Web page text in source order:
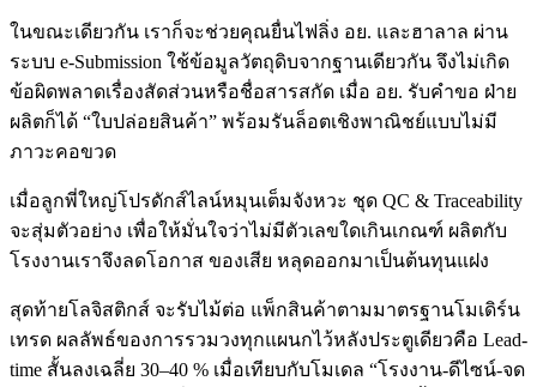
ในขณะเดียวกัน เราก็จะช่วยคุณยื่นไฟลิ่ง อย. และฮาลาล ผ่าน
ระบบ e-Submission ใช้ข้อมูลวัตถุดิบจากฐานเดียวกัน จึงไม่เกิด
ข้อผิดพลาดเรื่องสัดส่วนหรือชื่อสารสกัด เมื่อ อย. รับคำขอ ฝ่าย
ผลิตก็ได้ “ใบปล่อยสินค้า” พร้อมรันล็อตเชิงพาณิชย์แบบไม่มี
ภาวะคอขวด
เมื่อลูกพี่ใหญ่โปรดักส์ไลน์หมุนเต็มจังหวะ ชุด QC & Traceability
จะสุ่มตัวอย่าง เพื่อให้มั่นใจว่าไม่มีตัวเลขใดเกินเกณฑ์ ผลิตกับ
โรงงานเราจึงลดโอกาส ของเสีย หลุดออกมาเป็นต้นทุนแฝง
สุดท้ายโลจิสติกส์ จะรับไม้ต่อ แพ็กสินค้าตามมาตรฐานโมเดิร์น
เทรด ผลลัพธ์ของการรวมวงทุกแผนกไว้หลังประตูเดียวคือ Lead-
time สั้นลงเฉลี่ย 30–40 % เมื่อเทียบกับโมเดล “โรงงาน-ดีไซน์-จด